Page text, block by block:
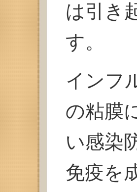
は引き
す。
インフ
の粘膜
い感染
免疫を